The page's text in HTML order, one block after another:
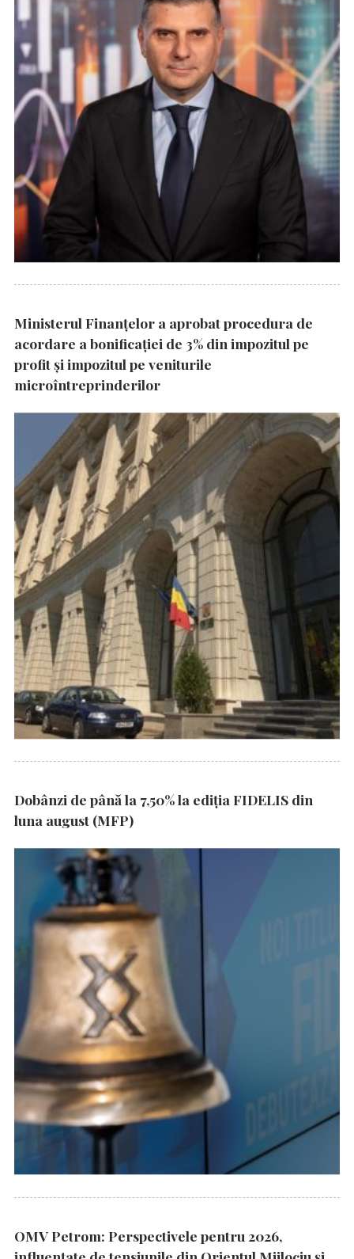
Ministerul Finanțelor a aprobat procedura de
acordare a bonificației de 3% din impozitul pe
profit și impozitul pe veniturile
microîntreprinderilor
Dobânzi de până la 7,50% la ediția FIDELIS din
luna august (MFP)
OMV Petrom: Perspectivele pentru 2026,